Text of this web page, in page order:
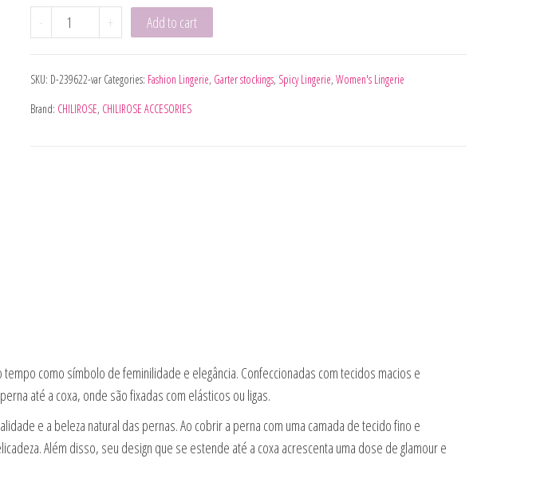
- CHILIROSE - CR 4312 MEDIAS LIGUERO ROJO S/M quantity
+ Add to cart
SKU: D-239622-var Categories: Fashion Lingerie, Garter stockings, Spicy Lingerie, Women's Lingerie
Brand: CHILIROSE, CHILIROSE ACCESORIES
como símbolo de feminilidade e elegância. Confeccionadas com tecidos macios e
até a coxa, onde são fixadas com elásticos ou ligas.
e a beleza natural das pernas. Ao cobrir a perna com uma camada de tecido fino e
Além disso, seu design que se estende até a coxa acrescenta uma dose de glamour e